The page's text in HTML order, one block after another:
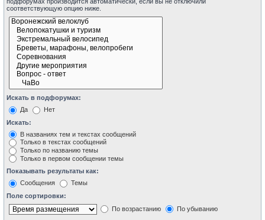
соответствующую опцию ниже.
Искать в подфорумах:
Да
Нет
Искать:
В названиях тем и текстах сообщений
Только в текстах сообщений
Только по названию темы
Только в первом сообщении темы
Показывать результаты как:
Сообщения
Темы
Поле сортировки:
По возрастанию
По убыванию